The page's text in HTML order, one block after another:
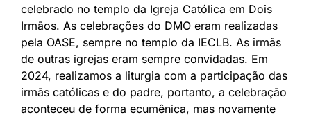
celebrado no templo da Igreja Católica em Dois
Irmãos. As celebrações do DMO eram realizadas
pela OASE, sempre no templo da IECLB. As irmãs
de outras igrejas eram sempre convidadas. Em
2024, realizamos a liturgia com a participação das
irmãs católicas e do padre, portanto, a celebração
aconteceu de forma ecumênica, mas novamente